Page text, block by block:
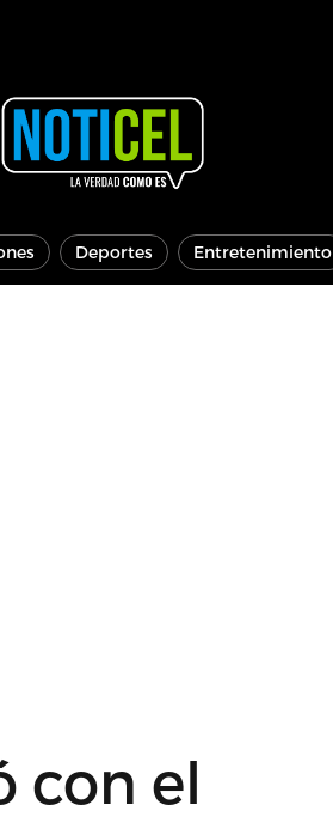
Deportes Entretenimiento
con el